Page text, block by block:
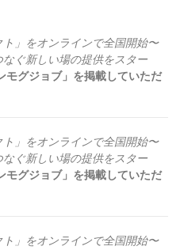
ト」をオンラインで全国開始〜
ぐ新しい場の提供をスター
モグジョブ」を掲載していただ
ト」をオンラインで全国開始〜
ぐ新しい場の提供をスター
モグジョブ」を掲載していただ
ト」をオンラインで全国開始〜